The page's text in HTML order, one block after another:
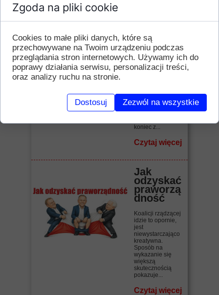
"Raj
ameryka
ński" bis
Biadolenie,
kwękanie.
Benzyna droga!
Wszystko drogie!
Inflacja! Jak żyć,
koniec z...
Czytaj więcej
Jak
odzyskać
praworzą
dność
Koalicji rządzącej
idzie to opornie,
jest
niewystarczająco
kreatywna.
Sposób na
wykazanie się
większą
skutecznością
pokazuje...
Czytaj więcej
Zgoda na pliki cookie
Cookies to małe pliki danych, które są
przechowywane na Twoim urządzeniu podczas
przeglądania stron internetowych. Używamy ich do
poprawy działania serwisu, personalizacji treści,
oraz analizy ruchu na stronie.
Dostosuj Zezwól na wszystkie